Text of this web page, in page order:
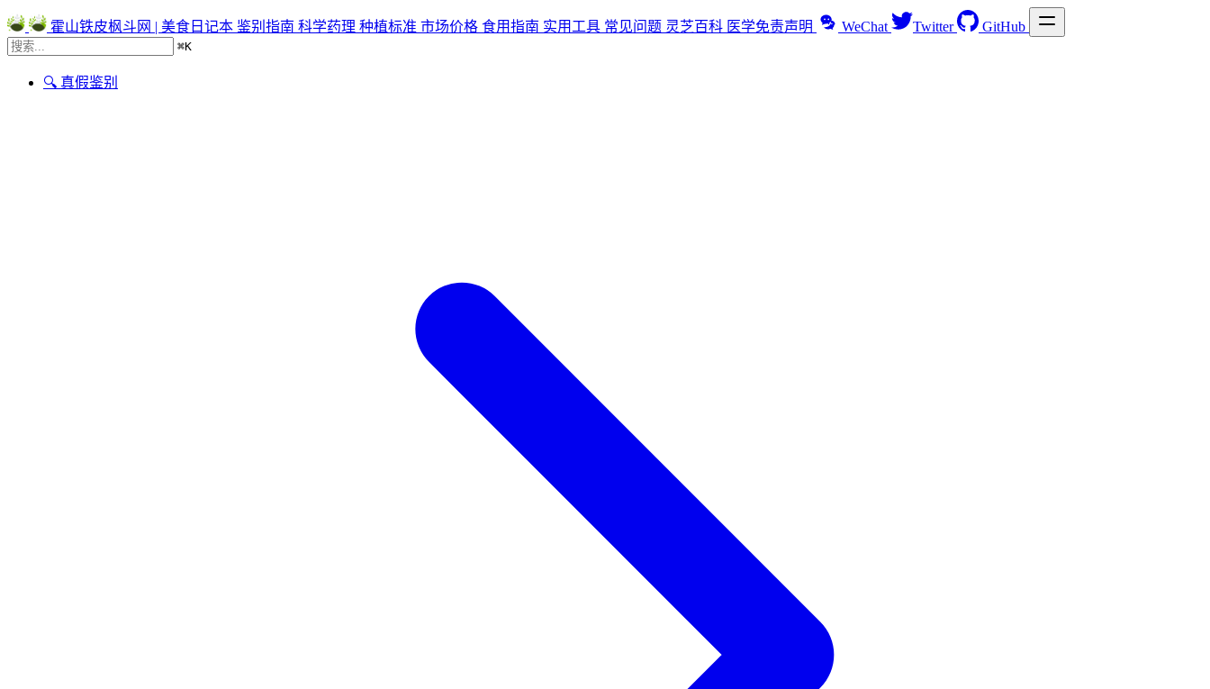
霍山铁皮枫斗网 | 美食日记本 鉴别指南 科学药理 种植标准 市场价格 食用指南 实用工具 常见问题 灵芝百科 医学免责声明 WeChat Twitter GitHub
⌘K
🔍 真假鉴别